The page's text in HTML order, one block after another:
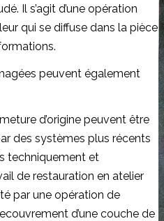
Il s’agit d’une opération
qui se diffuse dans la pièce
peuvent également
d’origine peuvent être
des systèmes plus récents
techniquement et
de restauration en atelier
par une opération de
d’une couche de